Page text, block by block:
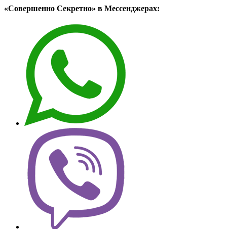
«Совершенно Секретно» в Мессенджерах: